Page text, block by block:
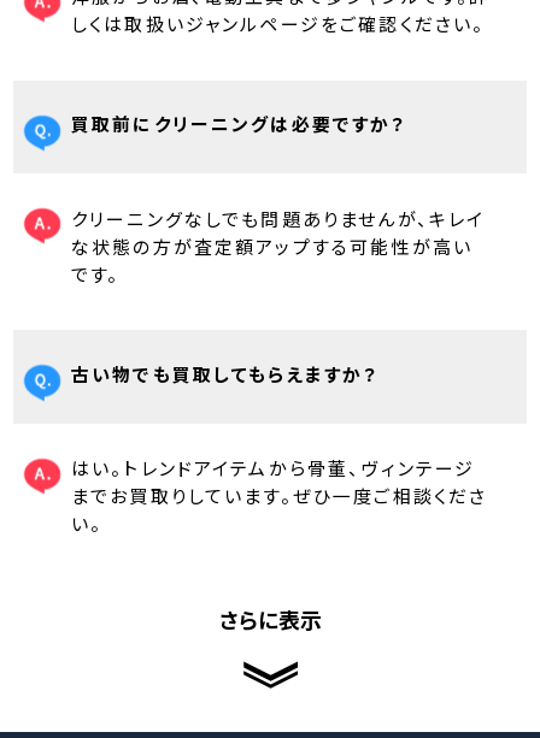
しくは取扱いジャンルページをご確認ください。
買取前にクリーニングは必要ですか？
クリーニングなしでも問題ありませんが、キレイ
な状態の方が査定額アップする可能性が高い
です。
古い物でも買取してもらえますか？
はい。トレンドアイテムから骨董、ヴィンテージ
までお買取りしています。ぜひ一度ご相談くださ
い。
さらに表示